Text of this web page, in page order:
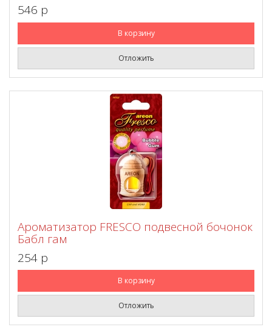
546 p
В корзину
Отложить
Ароматизатор FRESCO подвесной бочонок
Бабл гам
254 p
В корзину
Отложить